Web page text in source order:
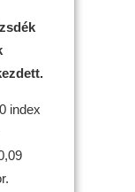
index